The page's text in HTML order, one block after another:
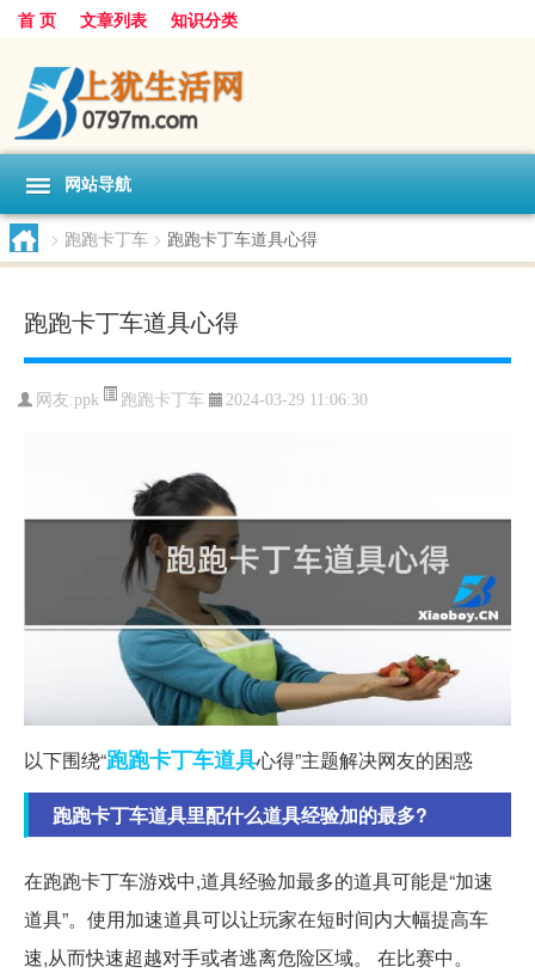
首 页 文章列表 知识分类
网站导航
> 跑跑卡丁车 > 跑跑卡丁车道具心得
跑跑卡丁车道具心得
网友:ppk 跑跑卡丁车 2024-03-29 11:06:30
以下围绕“跑跑卡丁车道具心得”主题解决网友的困惑
跑跑卡丁车道具里配什么道具经验加的最多?
在跑跑卡丁车游戏中,道具经验加最多的道具可能是“加速
道具”。使用加速道具可以让玩家在短时间内大幅提高车
速,从而快速超越对手或者逃离危险区域。 在比赛中。